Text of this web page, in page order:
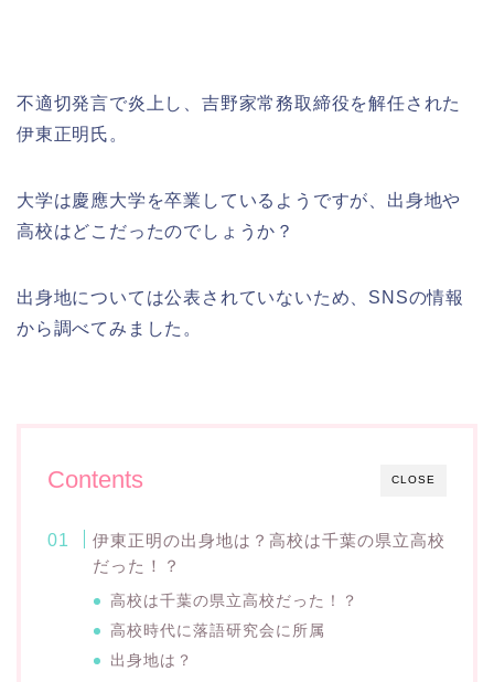
不適切発言で炎上し、吉野家常務取締役を解任された
伊東正明氏。
大学は慶應大学を卒業しているようですが、出身地や
高校はどこだったのでしょうか？
出身地については公表されていないため、SNSの情報
から調べてみました。
CLOSE
Contents
伊東正明の出身地は？高校は千葉の県立高校
だった！？
高校は千葉の県立高校だった！？
高校時代に落語研究会に所属
出身地は？